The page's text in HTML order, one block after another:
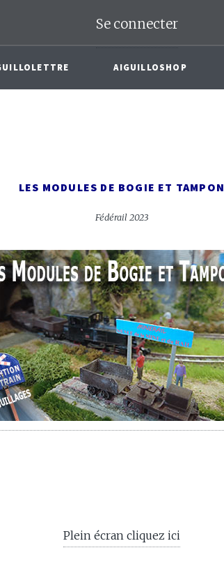
Se connecter
AIGUILLOSHOP
LES MODULES DE BOGIE ET TAMPON
Fédérail 2023
Plein écran cliquez ici